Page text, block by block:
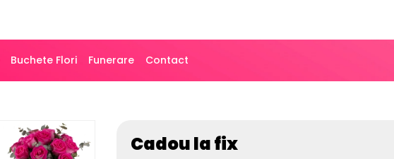
Buchete Flori Funerare Contact
Cadou la fix